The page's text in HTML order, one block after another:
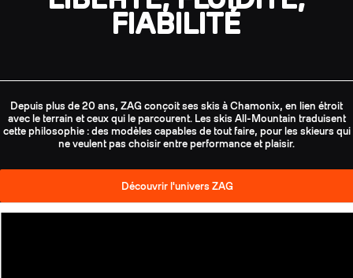
FIABILITÉ
Depuis plus de 20 ans, ZAG conçoit ses skis à Chamonix, en lien étroit
avec le terrain et ceux qui le parcourent. Les skis All-Mountain traduisent
cette philosophie : des modèles capables de tout faire, pour les skieurs qui
ne veulent pas choisir entre performance et plaisir.
Découvrir l'univers ZAG